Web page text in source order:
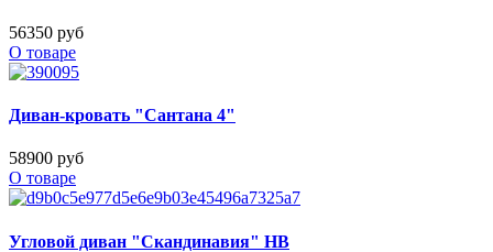
56350 руб
О товаре
Диван-кровать "Сантана 4"
58900 руб
О товаре
Угловой диван "Скандинавия" НВ